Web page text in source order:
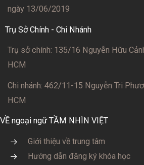
ngày 13/06/2019
Trụ Sở Chính - Chi Nhánh
Trụ sở chính: 135/16 Nguyễn Hữu
HCM
Chi nhánh: 462/11-15 Nguyễn Tri
HCM
VỀ ngoại ngữ TẦM NHÌN VIỆT
Giới thiệu về trung tâm
Hướng dẫn đăng ký khóa học